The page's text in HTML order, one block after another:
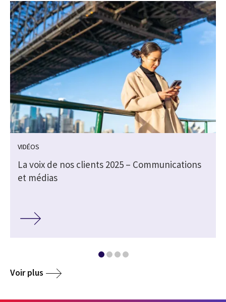
VIDÉOS
La voix de nos clients 2025 – Communications
et médias
Voir plus